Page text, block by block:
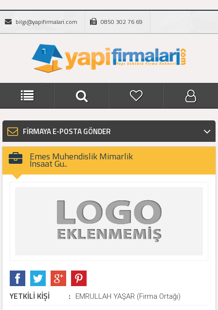
bilgi@yapifirmalari.com 0850 302 76 69
FİRMAYA E-POSTA GÖNDER
Emes Muhendislik Mimarlik
İnsaat Gu..
YETKİLİ KİŞİ : EMRULLAH YAŞAR (Firma Ortağı)